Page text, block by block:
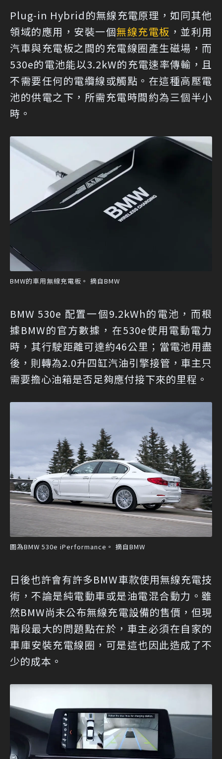
Plug-in Hybrid的無線充電原理，如同其他
領域的應用，安裝一個無線充電板 ，並利用
汽車與充電板之間的充電線圈產生磁場，而
530e的電池能以3.2kW的充電速率傳輸，且
不需要任何的電纜線或觸點。在這種高壓電
池的供電之下，所需充電時間約為三個半小
時。
BMW的車用無線充電板。 摘自BMW
BMW 530e 配置一個9.2kWh的電池，而根
據BMW的官方數據，在530e使用電動電力
時，其行駛距離可達約46公里；當電池用盡
後，則轉為2.0升四缸汽油引擎接管，車主只
需要擔心油箱是否足夠應付接下來的里程。
圖為BMW 530e iPerformance。 摘自BMW
日後也許會有許多BMW車款使用無線充電技
術，不論是純電動車或是油電混合動力。雖
然BMW尚未公布無線充電設備的售價，但現
階段最大的問題點在於，車主必須在自家的
車庫安裝充電線圈，可是這也因此造成了不
少的成本。